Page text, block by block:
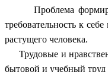
Проблема
требовательность к
растущего человека.
Трудовые и
бытовой и учебный труд